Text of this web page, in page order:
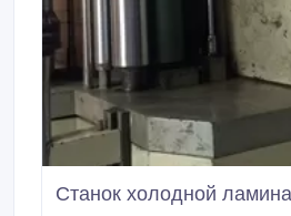
Станок холодной